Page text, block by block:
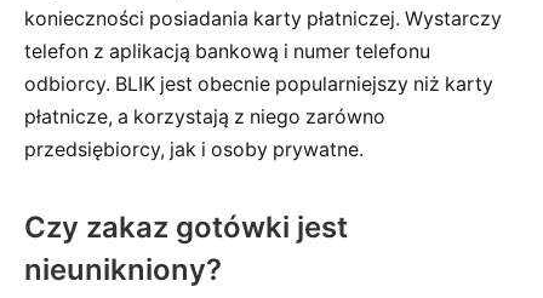
konieczności posiadania karty płatniczej. Wystarczy
telefon z aplikacją bankową i numer telefonu
odbiorcy. BLIK jest obecnie popularniejszy niż karty
płatnicze, a korzystają z niego zarówno
przedsiębiorcy, jak i osoby prywatne.
Czy zakaz gotówki jest
nieunikniony?